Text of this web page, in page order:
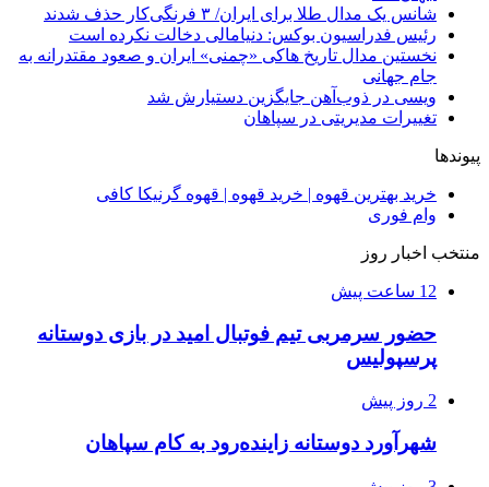
شانس یک مدال طلا برای ایران/ ۳ فرنگی‌کار حذف شدند
رئیس فدراسیون بوکس: دنیامالی دخالت نکرده است
نخستین مدال تاریخ هاکی «چمنی» ایران و صعود مقتدرانه به
جام جهانی
ویسی در ذوب‌آهن جایگزین دستیارش شد
تغییرات مدیریتی در سپاهان
پیوندها
خرید بهترین قهوه | خرید قهوه | قهوه گرنیکا کافی
وام فوری
منتخب اخبار روز
12 ساعت پیش
حضور سرمربی تیم فوتبال امید در بازی دوستانه
پرسپولیس
2 روز پیش
شهرآورد دوستانه زاینده‌رود به کام سپاهان